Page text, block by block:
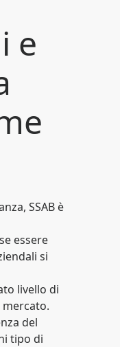
e
SSAB è
essere
si
livello di
del
tipo di